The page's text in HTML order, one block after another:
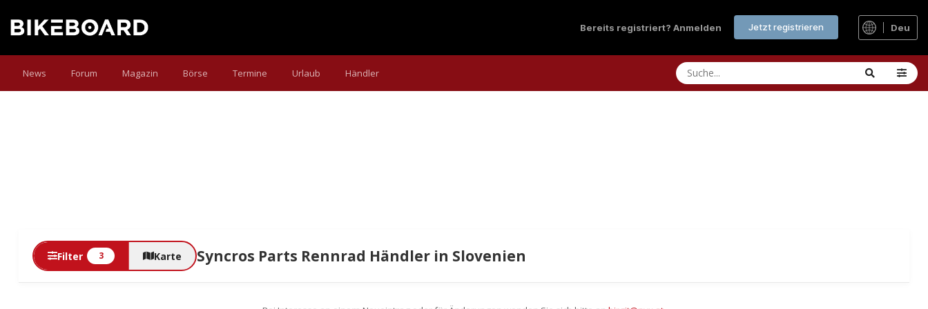
Bereits registriert? Anmelden Jetzt registrieren Deu
News Forum Magazin Börse Termine Urlaub Händler
Filter 3 Karte Syncros Parts Rennrad Händler in Slovenien